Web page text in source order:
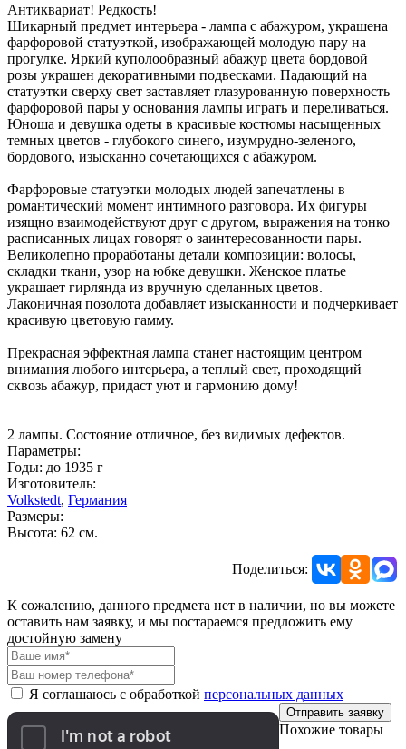
Антиквариат! Редкость!
Шикарный предмет интерьера - лампа с абажуром, украшена
фарфоровой статуэткой, изображающей молодую пару на
прогулке. Яркий куполообразный абажур цвета бордовой
розы украшен декоративными подвесками. Падающий на
статуэтки сверху свет заставляет глазурованную поверхность
фарфоровой пары у основания лампы играть и переливаться.
Юноша и девушка одеты в красивые костюмы насыщенных
темных цветов - глубокого синего, изумрудно-зеленого,
бордового, изысканно сочетающихся с абажуром.
Фарфоровые статуэтки молодых людей запечатлены в
романтический момент интимного разговора. Их фигуры
изящно взаимодействуют друг с другом, выражения на тонко
расписанных лицах говорят о заинтересованности пары.
Великолепно проработаны детали композиции: волосы,
складки ткани, узор на юбке девушки. Женское платье
украшает гирлянда из вручную сделанных цветов.
Лаконичная позолота добавляет изысканности и подчеркивает
красивую цветовую гамму.
Прекрасная эффектная лампа станет настоящим центром
внимания любого интерьера, а теплый свет, проходящий
сквозь абажур, придаст уют и гармонию дому!
2 лампы. Состояние отличное, без видимых дефектов.
Параметры:
Годы: до 1935 г
Изготовитель:
Volkstedt, Германия
Размеры:
Высота: 62 см.
Поделиться:
К сожалению, данного предмета нет в наличии, но вы можете
оставить нам заявку, и мы постараемся предложить ему
достойную замену
Я соглашаюсь с обработкой персональных данных
Отправить заявку
Похожие товары